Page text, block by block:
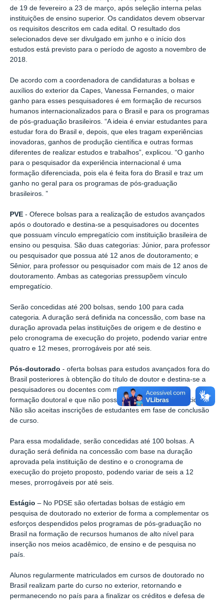
de 19 de fevereiro a 23 de março, após seleção interna pelas
instituições de ensino superior. Os candidatos devem observar
os requisitos descritos em cada edital. O resultado dos
selecionados deve ser divulgado em junho e o início dos
estudos está previsto para o período de agosto a novembro de
2018.
De acordo com a coordenadora de candidaturas a bolsas e
auxílios do exterior da Capes, Vanessa Fernandes, o maior
ganho para esses pesquisadores é em formação de recursos
humanos internacionalizados para o Brasil e para os programas
de pós-graduação brasileiros. “A ideia é enviar estudantes para
estudar fora do Brasil e, depois, que eles tragam experiências
inovadoras, ganhos de produção científica e outras formas
diferentes de realizar estudos e trabalhos”, explicou. “O ganho
para o pesquisador da experiência internacional é uma
formação diferenciada, pois ela é feita fora do Brasil e traz um
ganho no geral para os programas de pós-graduação
brasileiros. ”
PVE - Oferece bolsas para a realização de estudos avançados
após o doutorado e destina-se a pesquisadores ou docentes
que possuam vínculo empregatício com instituição brasileira de
ensino ou pesquisa. São duas categorias: Júnior, para professor
ou pesquisador que possua até 12 anos de doutoramento; e
Sênior, para professor ou pesquisador com mais de 12 anos de
doutoramento. Ambas as categorias pressupõem vínculo
empregatício.
Serão concedidas até 200 bolsas, sendo 100 para cada
categoria. A duração será definida na concessão, com base na
duração aprovada pelas instituições de origem e de destino e
pelo cronograma de execução do projeto, podendo variar entre
quatro e 12 meses, prorrogáveis por até seis.
Pós-doutorado - oferta bolsas para estudos avançados fora do
Brasil posteriores à obtenção do título de doutor e destina-se a
pesquisadores ou docentes com menos de oito anos de
formação doutoral e que não possuam vínculo empregatício.
Não são aceitas inscrições de estudantes em fase de conclusão
de curso.
Para essa modalidade, serão concedidas até 100 bolsas. A
duração será definida na concessão com base na duração
aprovada pela instituição de destino e o cronograma de
execução do projeto proposto, podendo variar de seis a 12
meses, prorrogáveis por até seis.
Estágio – No PDSE são ofertadas bolsas de estágio em
pesquisa de doutorado no exterior de forma a complementar os
esforços despendidos pelos programas de pós-graduação no
Brasil na formação de recursos humanos de alto nível para
inserção nos meios acadêmico, de ensino e de pesquisa no
país.
Alunos regularmente matriculados em cursos de doutorado no
Brasil realizam parte do curso no exterior, retornando e
permanecendo no país para a finalizar os créditos e defesa de